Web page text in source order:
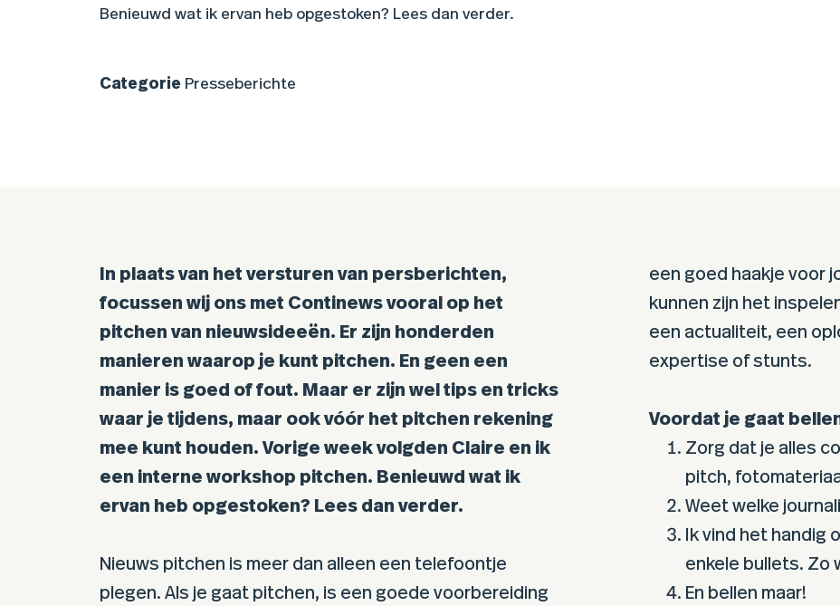
Benieuwd wat ik ervan heb opgestoken? Lees dan verder.
Categorie Presseberichte
In plaats van het versturen van persberichten,
focussen wij ons met Continews vooral op het
pitchen van nieuwsideeën. Er zijn honderden
manieren waarop je kunt pitchen. En geen een
manier is goed of fout. Maar er zijn wel tips en tricks
waar je tijdens, maar ook vóór het pitchen rekening
mee kunt houden. Vorige week volgden Claire en ik
een interne workshop pitchen. Benieuwd wat ik
ervan heb opgestoken? Lees dan verder.
Nieuws pitchen is meer dan alleen een telefoontje
plegen. Als je gaat pitchen, is een goede voorbereiding
een goed haakje voor
kunnen zijn het
een actualiteit, een
expertise of stunts.
Voordat je gaat
Zorg dat je alles
pitch,
Weet welke
Ik vind het handig
enkele bullets. Zo
En bellen maar!